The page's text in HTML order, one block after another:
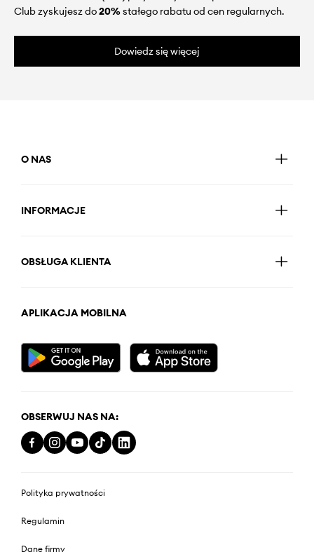
Club zyskujesz do20%stałego rabatu od cen regularnych.
Dowiedz się więcej
O NAS
INFORMACJE
OBSŁUGA KLIENTA
APLIKACJA MOBILNA
OBSERWUJ NAS NA:
Polityka prywatności
Regulamin
Dane firmy